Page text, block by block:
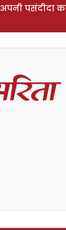
अपनी पसंदीदा